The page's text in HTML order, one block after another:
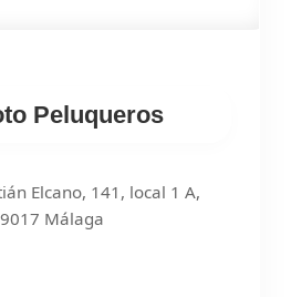
Peluqueros
Elcano, 141, local 1 A,
Málaga